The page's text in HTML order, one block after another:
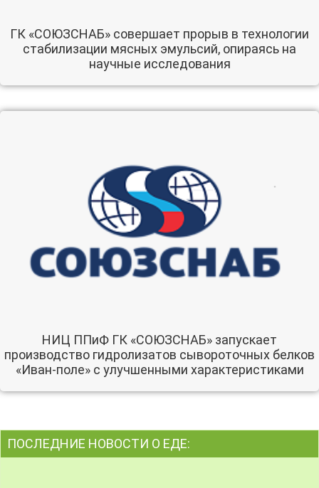
ГК «СОЮЗСНАБ» совершает прорыв в технологии
стабилизации мясных эмульсий, опираясь на
научные исследования
НИЦ ППиФ ГК «СОЮЗСНАБ» запускает
производство гидролизатов сывороточных белков
«Иван-поле» с улучшенными характеристиками
ПОСЛЕДНИЕ НОВОСТИ О ЕДЕ: